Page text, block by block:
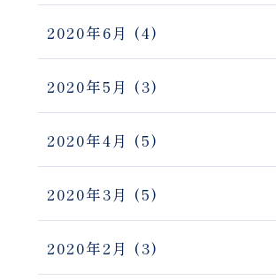
2020年6月 (4)
2020年5月 (3)
2020年4月 (5)
2020年3月 (5)
2020年2月 (3)